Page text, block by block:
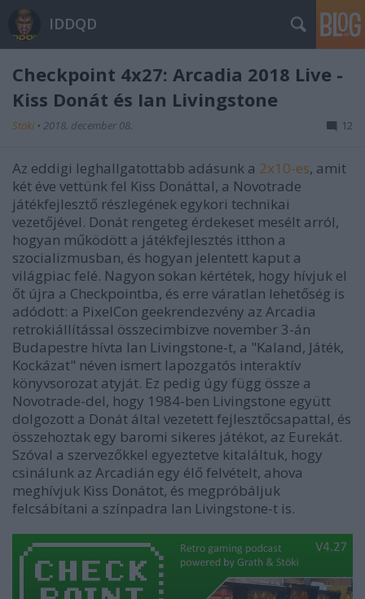
IDDQD
Checkpoint 4x27: Arcadia 2018 Live -
Kiss Donát és Ian Livingstone
Stöki • 2018. december 08. 12
Az eddigi leghallgatottabb adásunk a 2x10-es, amit
két éve vettünk fel Kiss Donáttal, a Novotrade
játékfejlesztő részlegének egykori technikai
vezetőjével. Donát rengeteg érdekeset mesélt arról,
hogyan működött a játékfejlesztés itthon a
szocializmusban, és hogyan jelentett kaput a
világpiac felé. Nagyon sokan kértétek, hogy hívjuk el
őt újra a Checkpointba, és erre váratlan lehetőség is
adódott: a PixelCon geekrendezvény az Arcadia
retrokiállítással összecimbizve november 3-án
Budapestre hívta Ian Livingstone-t, a "Kaland, Játék,
Kockázat" néven ismert lapozgatós interaktív
könyvsorozat atyját. Ez pedig úgy függ össze a
Novotrade-del, hogy 1984-ben Livingstone együtt
dolgozott a Donát által vezetett fejlesztőcsapattal, és
összehoztak egy baromi sikeres játékot, az Eurekát.
Szóval a szervezőkkel egyeztetve kitaláltuk, hogy
csinálunk az Arcadián egy élő felvételt, ahova
meghívjuk Kiss Donátot, és megpróbáljuk
felcsábítani a színpadra Ian Livingstone-t is.